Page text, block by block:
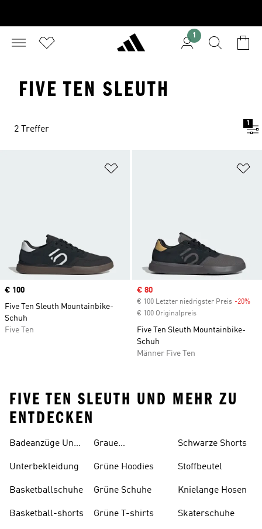
1
FIVE TEN SLEUTH
2 Treffer
1
Price
€ 100
Five Ten Sleuth Mountainbike-
Schuh
Five Ten
Sale price
€ 80
€ 100 Letzter niedrigster Preis -20%
€ 100 Originalpreis
Five Ten Sleuth Mountainbike-
Schuh
Männer Five Ten
FIVE TEN SLEUTH UND MEHR ZU
ENTDECKEN
Badeanzüge Und
Unterbekleidung
Basketballschuhe
Basketball-shorts
Graue
Grüne Hoodies
Grüne Schuhe
Grüne T-shirts
Schwarze Shorts
Stoffbeutel
Knielange Hosen
Skaterschuhe